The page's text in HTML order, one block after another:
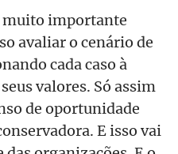
muito importante
avaliar o cenário de
cada caso à
valores. Só assim
de oportunidade
E isso vai